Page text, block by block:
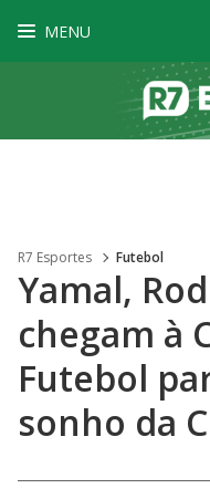
MENU
R7 Esportes Futebol
Yamal,
chegam à
Futebol
sonho da